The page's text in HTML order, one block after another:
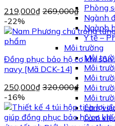
Phòng
Ngành
Ngành
Y tế –
Môi trường
Môi
Môi
Môi
Môi
Môi
Làm
Làm
219,000₫ 269,000₫
-22%
Đồng phục bảo hộ cơ khí
navy [Mã DCK-14]
250,000₫ 320,000₫
-16%